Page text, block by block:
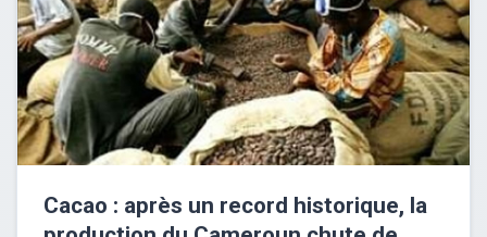
Cacao : après un record historique, la